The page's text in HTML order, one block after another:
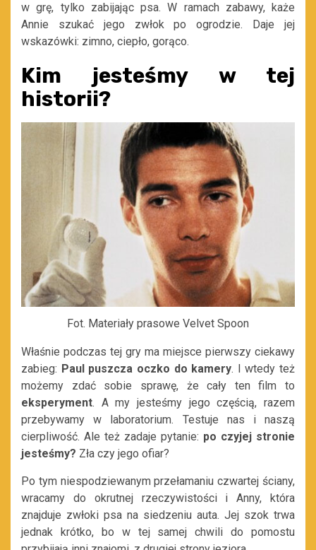
w grę, tylko zabijając psa. W ramach zabawy, każe
Annie szukać jego zwłok po ogrodzie. Daje jej
wskazówki: zimno, ciepło, gorąco.
Kim jesteśmy w tej
historii?
Fot. Materiały prasowe Velvet Spoon
Właśnie podczas tej gry ma miejsce pierwszy ciekawy
zabieg: Paul puszcza oczko do kamery. I wtedy też
możemy zdać sobie sprawę, że cały ten film to
eksperyment. A my jesteśmy jego częścią, razem
przebywamy w laboratorium. Testuje nas i naszą
cierpliwość. Ale też zadaje pytanie: po czyjej stronie
jesteśmy? Zła czy jego ofiar?
Po tym niespodziewanym przełamaniu czwartej ściany,
wracamy do okrutnej rzeczywistości i Anny, która
znajduje zwłoki psa na siedzeniu auta. Jej szok trwa
jednak krótko, bo w tej samej chwili do pomostu